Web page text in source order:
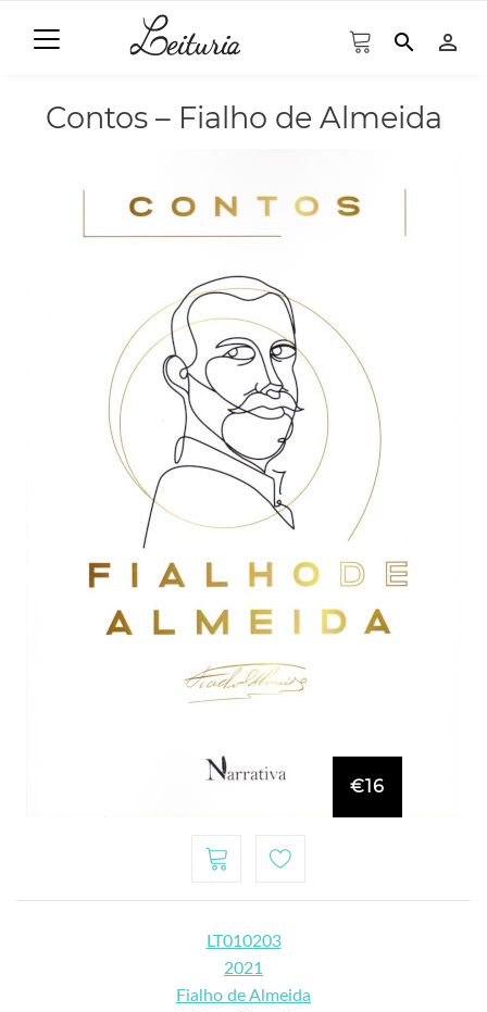
search person_outline
Contos – Fialho de Almeida
€16
LT010203
2021
Fialho de Almeida